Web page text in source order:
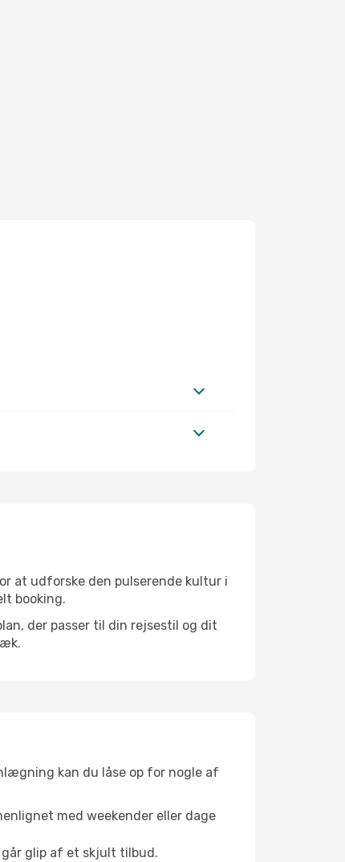
at udforske den pulserende kultur i
booking.
der passer til din rejsestil og dit
kan du låse op for nogle af
med weekender eller dage
går glip af et skjult tilbud.